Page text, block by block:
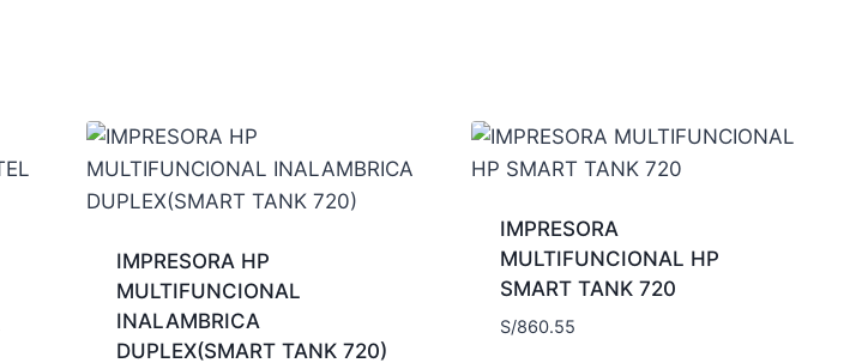
IMPRESORA HP
MULTIFUNCIONAL
INALAMBRICA
DUPLEX(SMART TANK 720)
IMPRESORA
MULTIFUNCIONAL HP
SMART TANK 720
S/860.55